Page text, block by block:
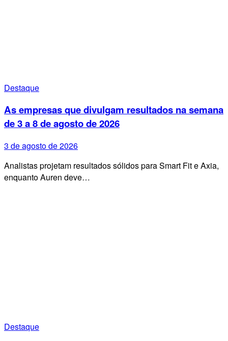
Destaque
As empresas que divulgam resultados na semana
de 3 a 8 de agosto de 2026
3 de agosto de 2026
Analistas projetam resultados sólidos para Smart Fit e Axia,
enquanto Auren deve…
Destaque